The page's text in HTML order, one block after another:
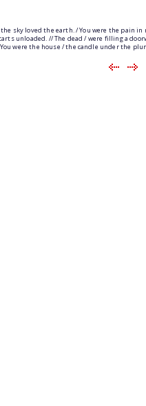
sky loved the earth. / You were the pain in
unloaded. // The dead / were filling a
were the house / the candle under the